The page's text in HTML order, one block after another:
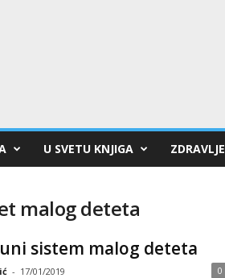
U SVETU KNJIGA ZDRAVLJE
malog deteta
sistem malog deteta
- 17/01/2019 0